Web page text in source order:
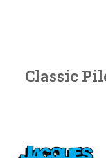
Classic